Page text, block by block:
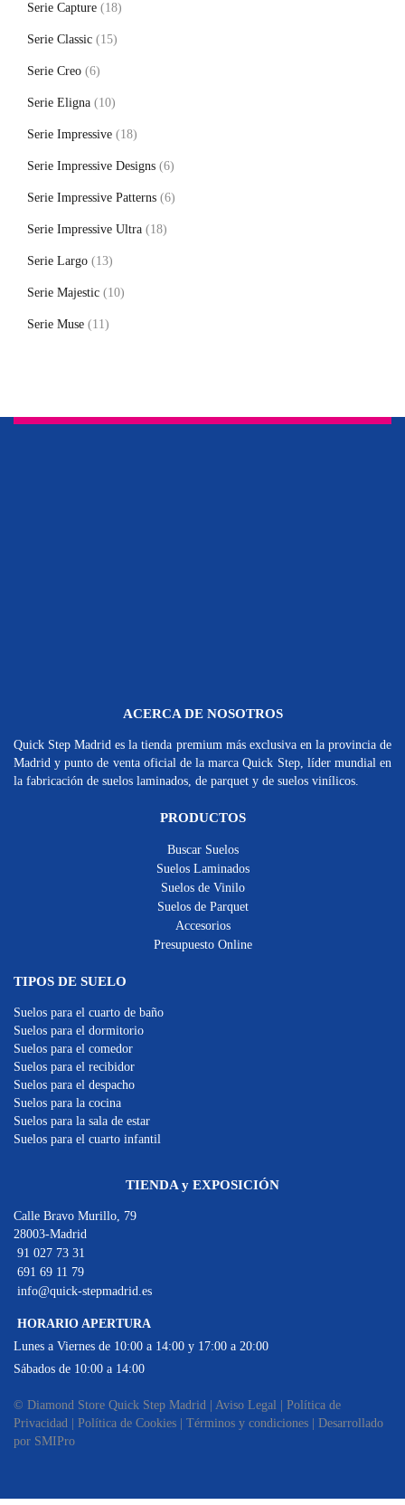
Serie Capture (18)
Serie Classic (15)
Serie Creo (6)
Serie Eligna (10)
Serie Impressive (18)
Serie Impressive Designs (6)
Serie Impressive Patterns (6)
Serie Impressive Ultra (18)
Serie Largo (13)
Serie Majestic (10)
Serie Muse (11)
ACERCA DE NOSOTROS
Quick Step Madrid es la tienda premium más exclusiva en la provincia de
Madrid y punto de venta oficial de la marca Quick Step, líder mundial en
la fabricación de suelos laminados, de parquet y de suelos vinílicos.
PRODUCTOS
Buscar Suelos
Suelos Laminados
Suelos de Vinilo
Suelos de Parquet
Accesorios
Presupuesto Online
TIPOS DE SUELO
Suelos para el cuarto de baño
Suelos para el dormitorio
Suelos para el comedor
Suelos para el recibidor
Suelos para el despacho
Suelos para la cocina
Suelos para la sala de estar
Suelos para el cuarto infantil
TIENDA y EXPOSICIÓN
Calle Bravo Murillo, 79
28003-Madrid
91 027 73 31
691 69 11 79
info@quick-stepmadrid.es
HORARIO APERTURA
Lunes a Viernes de 10:00 a 14:00 y 17:00 a 20:00
Sábados de 10:00 a 14:00
© Diamond Store Quick Step Madrid | Aviso Legal | Política de
Privacidad | Política de Cookies | Términos y condiciones | Desarrollado
por SMIPro